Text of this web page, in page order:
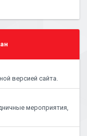
версией сайта.
мероприятия,